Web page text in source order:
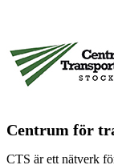
Centrum för
CTS är ett nätverk